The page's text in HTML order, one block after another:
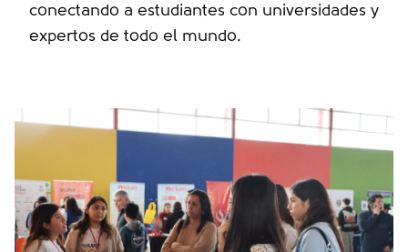
conectando a estudiantes con universidades y
expertos de todo el mundo.